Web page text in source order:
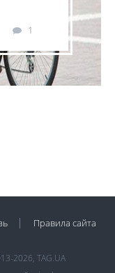
1
Правила сайта
2026, TAG.UA